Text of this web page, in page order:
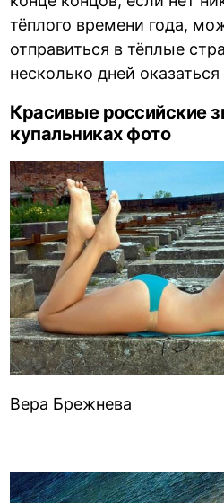
тёплого времени года,
отправиться в тёплые
несколько дней
Красивые российские
купальниках фото
Вера Брежнева